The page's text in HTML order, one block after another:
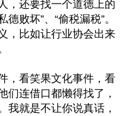
，还要找一个道德上的
德败坏”、“偷税漏税”。
，比如让行业协会出来
，看笑果文化事件，看
们连借口都懒得找了，
我就是不让你说真话，